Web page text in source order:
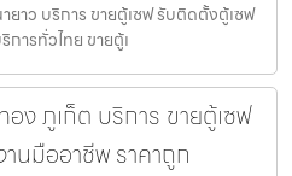
ยาว บริการ ขายตู้เซฟ รับติดตั้งตู้เซฟ
ารทั่วไทย ขายตู้เ
ง ภูเก็ต บริการ ขายตู้เซฟ
นมืออาชีพ ราคาถูก